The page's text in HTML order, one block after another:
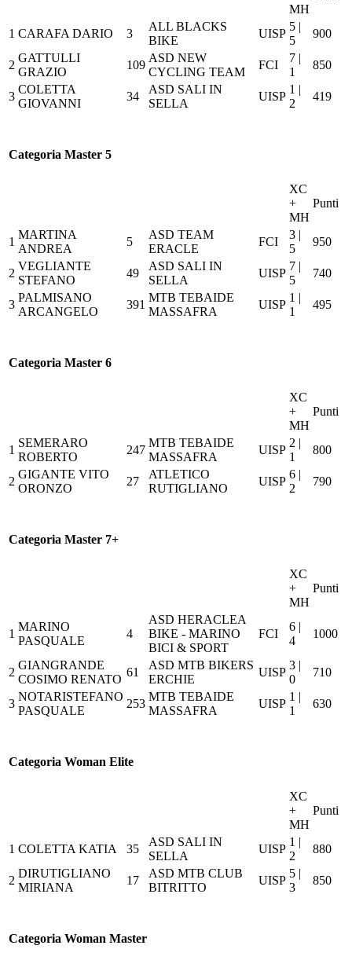
MH
1 CARAFA DARIO 3
ALL BLACKS
BIKE
UISP
5 |
5
900
2
GATTULLI
GRAZIO
109
ASD NEW
CYCLING TEAM
FCI
7 |
1
850
3
COLETTA
GIOVANNI
34
ASD SALI IN
SELLA
UISP
1 |
2
419
Categoria Master 5
XC
+
MH
Punti
1
MARTINA
ANDREA
5
ASD TEAM
ERACLE
FCI
3 |
5
950
2
VEGLIANTE
STEFANO
49
ASD SALI IN
SELLA
UISP
7 |
5
740
3
PALMISANO
ARCANGELO
391
MTB TEBAIDE
MASSAFRA
UISP
1 |
1
495
Categoria Master 6
XC
+
MH
Punti
1
SEMERARO
ROBERTO
247
MTB TEBAIDE
MASSAFRA
UISP
2 |
1
800
2
GIGANTE VITO
ORONZO
27
ATLETICO
RUTIGLIANO
UISP
6 |
2
790
Categoria Master 7+
XC
+
MH
Punti
1
MARINO
PASQUALE
4
ASD HERACLEA
BIKE - MARINO
BICI & SPORT
FCI
6 |
4
1000
2
GIANGRANDE
COSIMO RENATO
61
ASD MTB BIKERS
ERCHIE
UISP
3 |
0
710
3
NOTARISTEFANO
PASQUALE
253
MTB TEBAIDE
MASSAFRA
UISP
1 |
1
630
Categoria Woman Elite
XC
+
MH
Punti
1 COLETTA KATIA 35
ASD SALI IN
SELLA
UISP
1 |
2
880
2
DIRUTIGLIANO
MIRIANA
17
ASD MTB CLUB
BITRITTO
UISP
5 |
3
850
Categoria Woman Master